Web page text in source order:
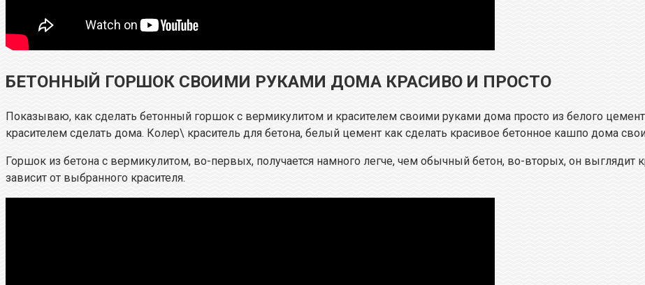
БЕТОННЫЙ ГОРШОК СВОИМИ РУКАМИ ДОМА КРАСИВО И ПРОСТО
Показываю, как сделать бетонный горшок с вермикулитом и красителем своими руками дома просто из белого
красителем сделать дома. Колер\ краситель для бетона, белый цемент как сделать красивое бетонное кашпо дома
Горшок из бетона с вермикулитом, во-первых, получается намного легче, чем обычный бетон, во-вторых, он выглядит
зависит от выбранного красителя.